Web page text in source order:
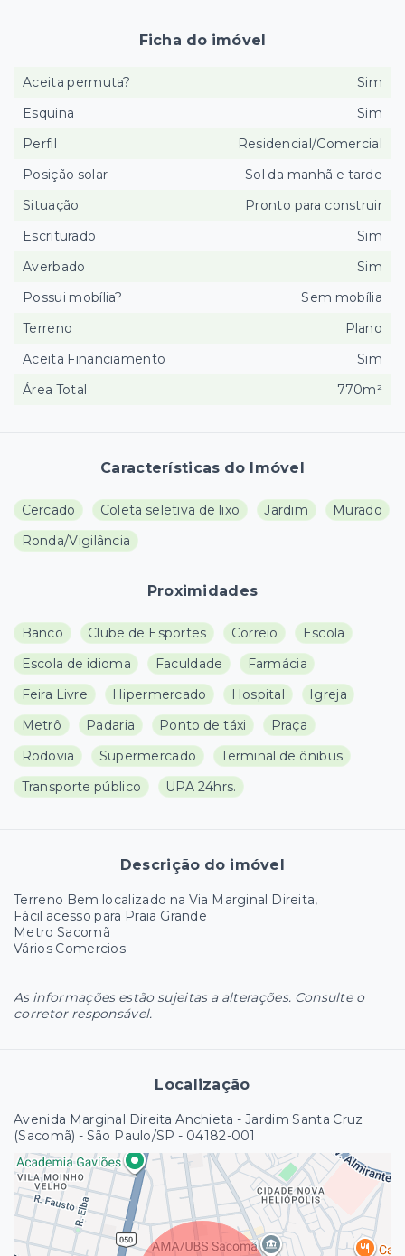
Características do Imóvel
Cercado Coleta seletiva de lixo Jardim
Murado
Ronda/Vigilância
Proximidades
Banco Clube de Esportes Correio
Escola
Escola de idioma
Faculdade
Farmácia
Feira Livre
Hipermercado Hospital
Igreja
Metrô
Padaria Ponto de táxi
Praça
Rodovia
Supermercado
Terminal de ônibus
Transporte público
UPA 24hrs.
Descrição do imóvel
Terreno Bem localizado na Via Marginal Direita,
Fácil acesso para Praia Grande
Metro Sacomã
Vários Comercios
As informações estão sujeitas a alterações. Consulte o
corretor responsável.
Localização
Avenida Marginal Direita Anchieta - Jardim Santa Cruz
(Sacomã) - São Paulo/SP - 04182-001
Ficha do imóvel
Aceita permuta?
Sim
Esquina
Sim
Perfil
Residencial/Comercial
Posição solar
Sol da manhã e tarde
Situação
Pronto para construir
Escriturado
Sim
Averbado
Sim
Possui mobília?
Sem mobília
Terreno
Plano
Aceita Financiamento
Sim
Área Total
770m²